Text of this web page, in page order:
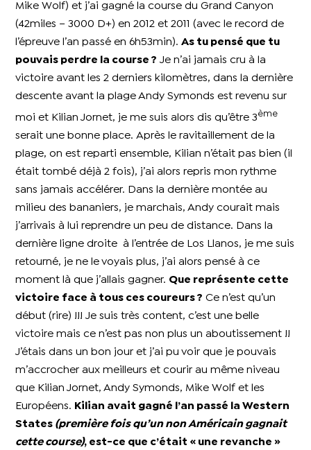
Mike Wolf) et j’ai gagné la course du Grand Canyon
(42miles – 3000 D+) en 2012 et 2011 (avec le record de
l’épreuve l’an passé en 6h53min).
As tu pensé que tu
pouvais perdre la course ?
Je n’ai jamais cru à la
victoire avant les 2 derniers kilomètres, dans la dernière
descente avant la plage Andy Symonds est revenu sur
moi et Kilian Jornet, je me suis alors dis qu’être 3ème
serait une bonne place. Après le ravitaillement de la
plage, on est reparti ensemble, Kilian n’était pas bien (il
était tombé déjà 2 fois), j’ai alors repris mon rythme
sans jamais accélérer. Dans la dernière montée au
milieu des bananiers, je marchais, Andy courait mais
j’arrivais à lui reprendre un peu de distance.
Dans la
dernière ligne droiteà l’entrée de Los Llanos, je me suis
retourné, je ne le voyais plus, j’ai alors pensé à ce
moment là que j’allais gagner. Que représente cette
victoire face à tous ces coureurs ? Ce n’est qu’un
début (rire) !!! Je suis très content, c’est une belle
victoire mais ce n’est pas non plus un aboutissement !!
J’étais dans un bon jour et j’ai pu voir que je pouvais
m’accrocher aux meilleurs et courir au même niveau
que Kilian Jornet, Andy Symonds, Mike Wolf et les
Européens.
Kilian avait gagné l’an passé la Western
States (première fois qu’un non Américain gagnait
cette course), est-ce que c’était « une revanche »